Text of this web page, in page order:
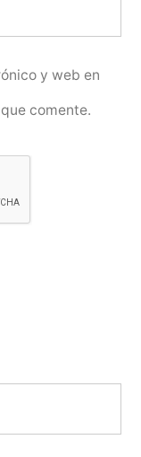
y web en
comente.